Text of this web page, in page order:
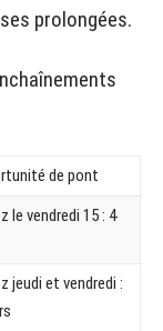
prolongées.
de pont
le vendredi 15 : 4
jeudi et vendredi :